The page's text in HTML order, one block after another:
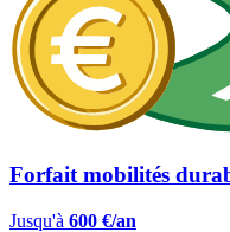
Forfait mobilités
Jusqu'à 600 €/an